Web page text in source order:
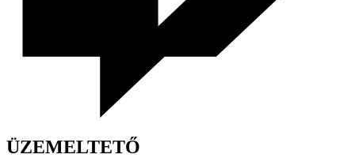
ÜZEMELTETŐ